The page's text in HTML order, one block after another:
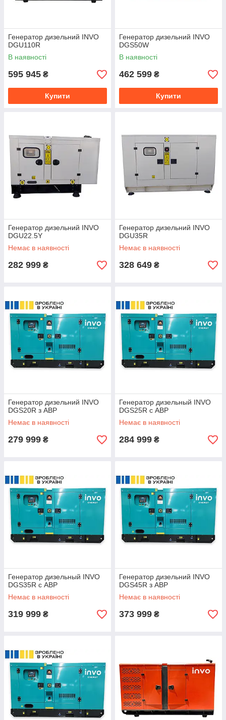
Генератор дизельний INVO
DGU110R
В наявності
595 945 ₴
Купити
Генератор дизельний INVO
DGS50W
В наявності
462 599 ₴
Купити
Генератор дизельний INVO
DGU22.5Y
Немає в наявності
282 999 ₴
Генератор дизельний INVO
DGU35R
Немає в наявності
328 649 ₴
Генератор дизельний INVO
DGS20R з АВР
Немає в наявності
279 999 ₴
Генератор дизельный INVO
DGS25R с АВР
Немає в наявності
284 999 ₴
Генератор дизельный INVO
DGS35R с АВР
Немає в наявності
319 999 ₴
Генератор дизельний INVO
DGS45R з АВР
Немає в наявності
373 999 ₴